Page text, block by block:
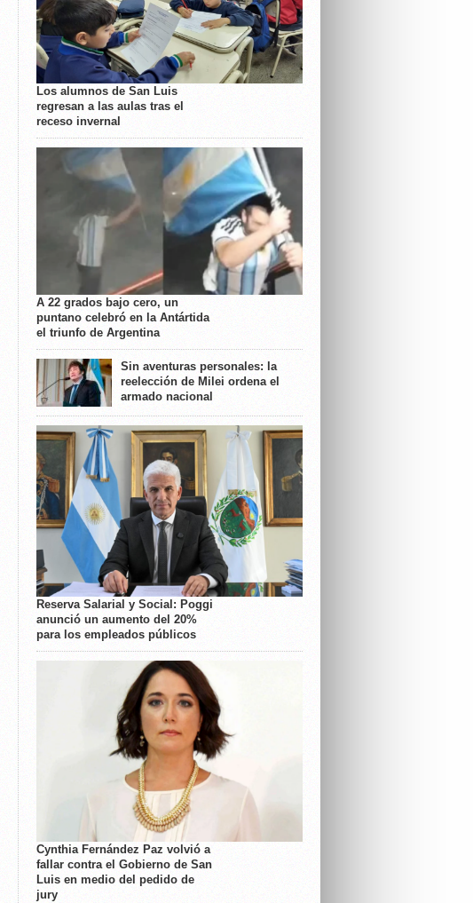
Los alumnos de San Luis
regresan a las aulas tras el
receso invernal
A 22 grados bajo cero, un
puntano celebró en la Antártida
el triunfo de Argentina
Sin aventuras personales: la
reelección de Milei ordena el
armado nacional
Reserva Salarial y Social: Poggi
anunció un aumento del 20%
para los empleados públicos
Cynthia Fernández Paz volvió a
fallar contra el Gobierno de San
Luis en medio del pedido de
jury